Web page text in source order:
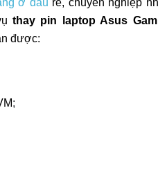
thay pin laptop Asus
được:
;